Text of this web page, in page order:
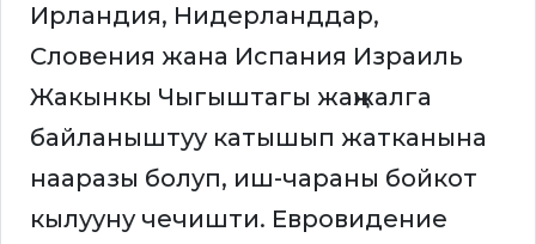
Ирландия, Нидерланддар,
Словения жана Испания Израиль
Жакынкы Чыгыштагы жаңжалга
байланыштуу катышып жатканына
нааразы болуп, иш-чараны бойкот
кылууну чечишти. Евровидение